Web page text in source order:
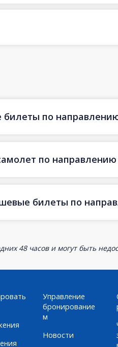
по
по направлению
билеты по
48 часов и могут быть
Управление
бронирование
м
Новости